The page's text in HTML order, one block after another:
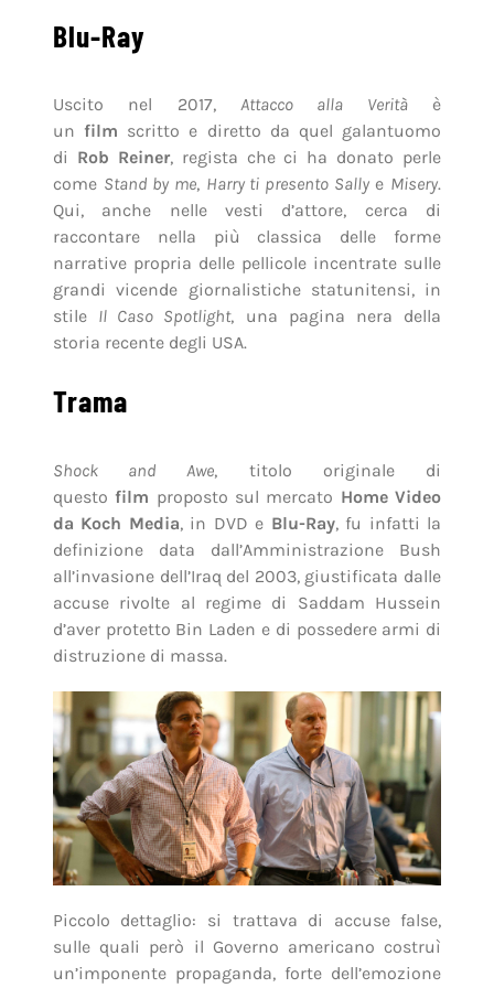
Blu-Ray
Uscito nel 2017, Attacco alla Veritàè
un film scritto e diretto da quel galantuomo
di Rob Reiner, regista che ci ha donato perle
come Stand by me, Harry ti presento Sallye Misery.
Qui, anche nelle vesti d’attore, cerca di
raccontare nella più classica delle forme
narrative propria delle pellicole incentrate sulle
grandi vicende giornalistiche statunitensi, in
stile Il Caso Spotlight, una pagina nera della
storia recente degli USA.
Trama
Shock and Awe, titolo originale di
questo film proposto sul mercato Home Video
da Koch Media, in DVD e Blu-Ray, fu infatti la
definizione data dall’Amministrazione Bush
all’invasione dell’Iraq del 2003, giustificata dalle
accuse rivolte al regime di Saddam Hussein
d’aver protetto Bin Laden e di possedere armi di
distruzione di massa.
Piccolo dettaglio: si trattava di accuse false,
sulle quali però il Governo americano costruì
un’imponente propaganda, forte dell’emozione